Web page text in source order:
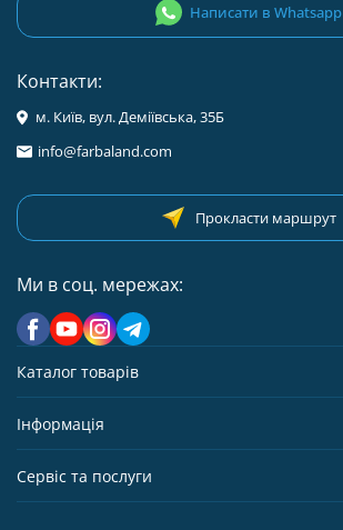
Написати в Whatsapp
Контакти:
м. Київ, вул. Деміївська, 35Б
info@farbaland.com
Прокласти маршрут
Ми в соц. мережах:
Каталог товарів
Інформація
Сервіс та послуги